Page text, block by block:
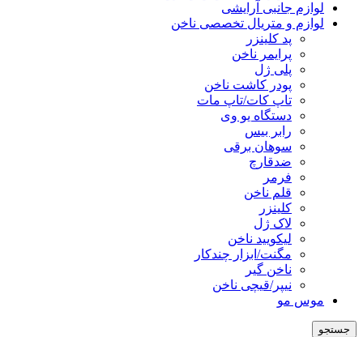
لوازم جانبی آرایشی
لوازم و متریال تخصصی ناخن
پد کلینزر
پرایمر ناخن
پلی ژل
پودر کاشت ناخن
تاپ کات/تاپ مات
دستگاه یو وی
رابر بیس
سوهان برقی
ضدقارچ
فرمر
قلم ناخن
کلینزر
لاک ژل
لیکوييد ناخن
مگنت/ابزار چندکار
ناخن گیر
نیپر/قیچی ناخن
موس مو
جستجو